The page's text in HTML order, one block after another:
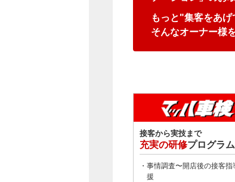
もっと"集客をあ
そんなオーナー様
接客から実技まで
充実の研修プログラム
・事情調査〜開店後の接客指
援